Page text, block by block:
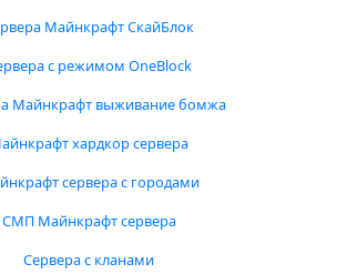
Майнкрафт СкайБлок
с режимом OneBlock
Майнкрафт выживание бомжа
хардкор сервера
сервера с городами
СМП Майнкрафт сервера
Сервера с кланами